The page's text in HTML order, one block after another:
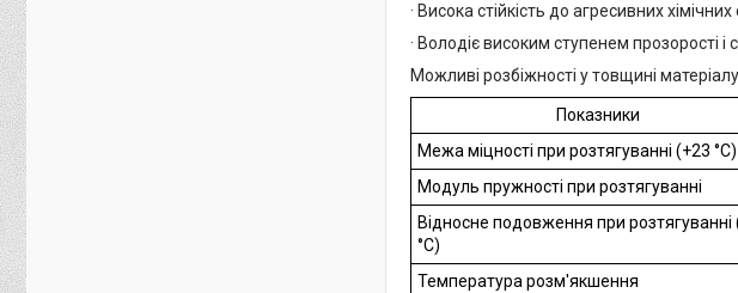
· Висока стійкість до агресивних
· Володіє високим ступенем прозорості і
Можливі розбіжності у товщині
Показники
Межа міцності при розтягуванні (+23 °C)
Модуль пружності при розтягуванні
Відносне подовження при розтягуванні
°C)
Температура розм'якшення